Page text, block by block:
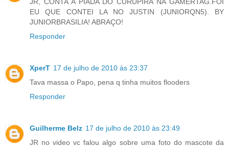
JR, CONTA A PIADA DO CURUPIRA NA GAMERTAG.FOI
EU QUE CONTEI LA NO JUSTIN (JUNIORQN5). BY
JUNIORBRASILIA! ABRAÇO!
Responder
XperT 17 de julho de 2010 às 23:37
Tava massa o Papo, pena q tinha muitos flooders
Responder
Guilherme Belz 17 de julho de 2010 às 23:49
JR no video vc falou algo sobre uma foto do mascote da